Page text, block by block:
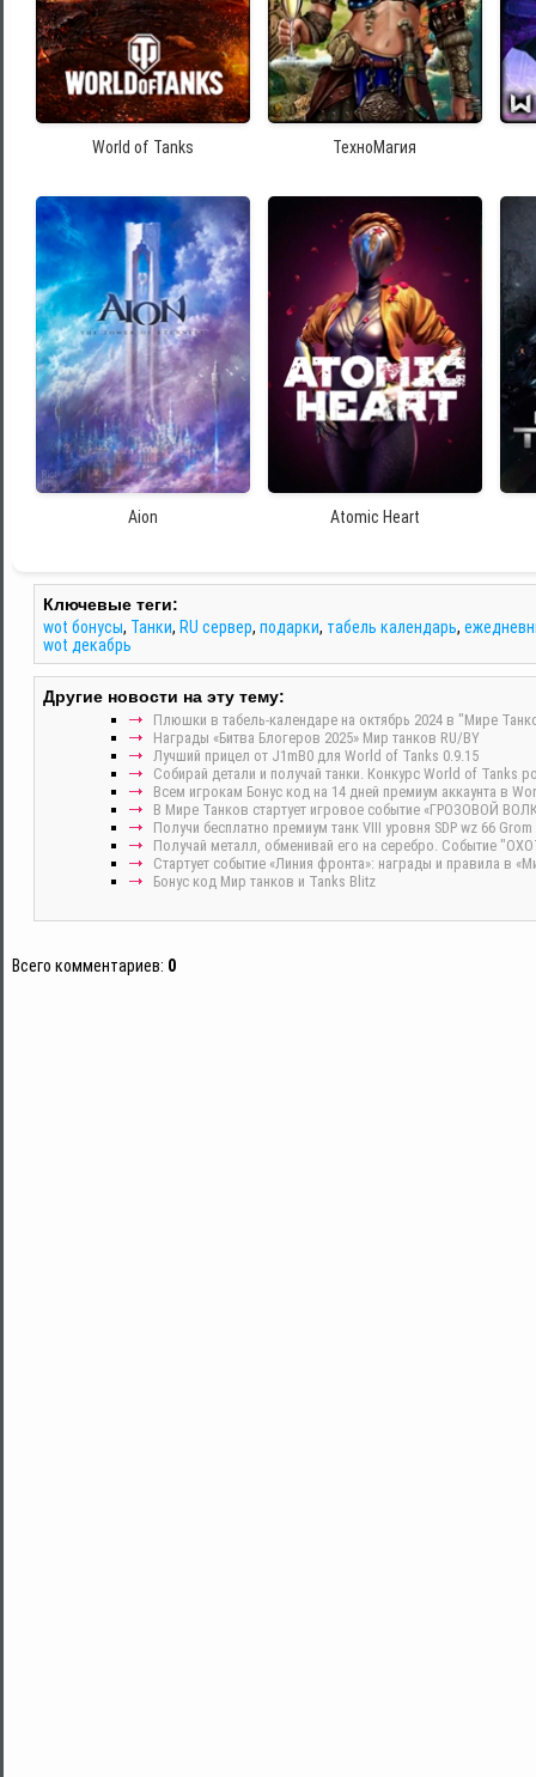
World of Tanks ТехноМагия
Aion Atomic Heart
Ключевые теги:
wot бонусы, Танки, RU сервер, подарки, табель календарь,
wot декабрь
Другие новости на эту тему:
Плюшки в табель-календаре на октябрь 2024 в "Мире
Награды «Битва Блогеров 2025» Мир танков RU/BY
Лучший прицел от J1mB0 для World of Tanks 0.9.15
Собирай детали и получай танки. Конкурс World of Tanks
Всем игрокам Бонус код на 14 дней премиум аккаунта в
В Мире Танков стартует игровое событие «ГРОЗОВОЙ
Получи бесплатно премиум танк VIII уровня SDP wz 66
Получай металл, обменивай его на серебро. Событие
Стартует событие «Линия фронта»: награды и правила в
Бонус код Мир танков и Tanks Blitz
Всего комментариев: 0